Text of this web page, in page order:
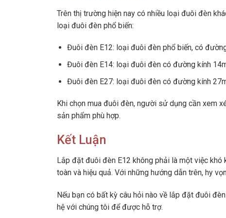
Trên thị trường hiện nay có nhiều loại đuôi đèn
loại đuôi đèn phổ biến:
Đuôi đèn E12: loại đuôi đèn phổ biến, có
Đuôi đèn E14: loại đuôi đèn có đường kính
Đuôi đèn E27: loại đuôi đèn có đường kính
Khi chọn mua đuôi đèn, người sử dụng cần xem
sản phẩm phù hợp.
Kết Luận
Lắp đặt đuôi đèn E12 không phải là một việc
toàn và hiệu quả. Với những hướng dẫn trên, hy
Nếu bạn có bất kỳ câu hỏi nào về lắp đặt đuôi
hệ với chúng tôi để được hỗ trợ.